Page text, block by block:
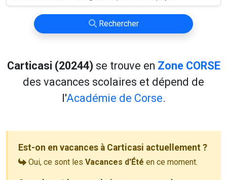
Rechercher
Carticasi (20244) se trouve en Zone CORSE
des vacances scolaires et dépend de
l'Académie de Corse.
Est-on en vacances à Carticasi actuellement ?
Oui, ce sont les Vacances d'Été en ce moment.